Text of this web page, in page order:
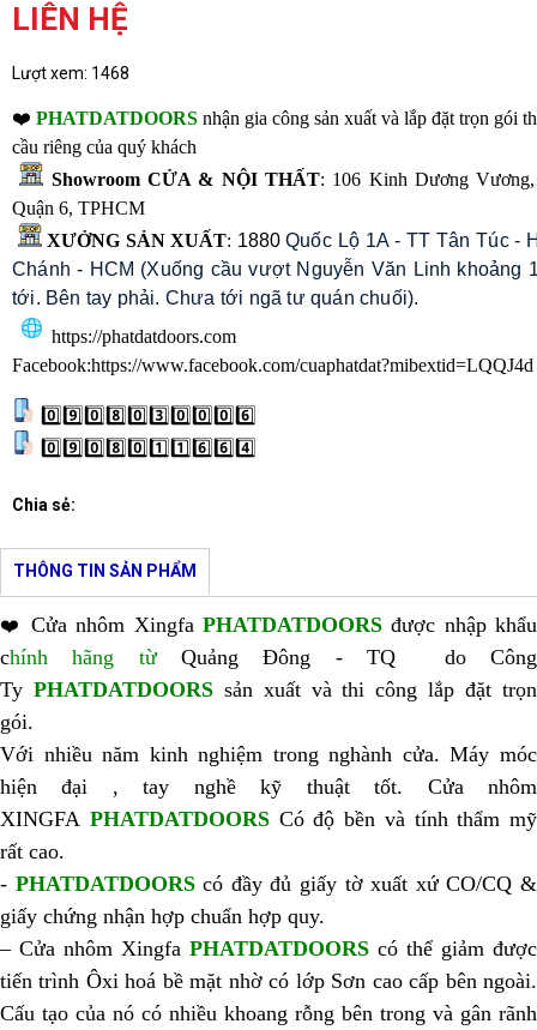
LIÊN HỆ
Lượt xem: 1468
❤️ PHATDATDOORS nhận gia công sản xuất và lắp đặt trọn gói
cầu riêng của quý khách
Showroom CỬA & NỘI THẤT: 106 Kinh Dương Vương,
Quận 6, TPHCM
XƯỞNG SẢN XUẤT: 1880Quốc Lộ 1A - TT Tân Túc -
Chánh - HCM (Xuống cầu vượt Nguyễn Văn Linh khoảng
tới. Bên tay phải. Chưa tới ngã tư quán chuối).
https://phatdatdoors.com
Facebook:https://www.facebook.com/cuaphatdat?mibextid=LQQJ4d
0️⃣9️⃣0️⃣8️⃣0️⃣3️⃣0️⃣0️⃣0️⃣6️⃣
0️⃣9️⃣0️⃣8️⃣0️⃣1️⃣1️⃣6️⃣6️⃣4️⃣
Chia sẻ:
THÔNG TIN SẢN PHẨM
❤️ Cửa nhôm Xingfa PHATDATDOORSđược nhập khẩu
chính hãng từQuảng Đông - TQ do Công
Ty PHATDATDOORSsản xuất và thi công lắp đặt trọn
gói.
Với nhiều năm kinh nghiệm trong nghành cửa. Máy móc
hiện đại , tay nghề kỹ thuật tốt. Cửa nhôm
XINGFA PHATDATDOORSCó độ bền và tính thẩm mỹ
rất cao.
- PHATDATDOORScó đầy đủ giấy tờ xuất xứ CO/CQ &
giấy chứng nhận hợp chuẩn hợp quy.
– Cửa nhôm Xingfa PHATDATDOORS có thể giảm được
tiến trình Ôxi hoá bề mặt nhờ có lớp Sơn cao cấp bên ngoài.
Cấu tạo của nó có nhiều khoang rỗng bên trong và gân rãnh